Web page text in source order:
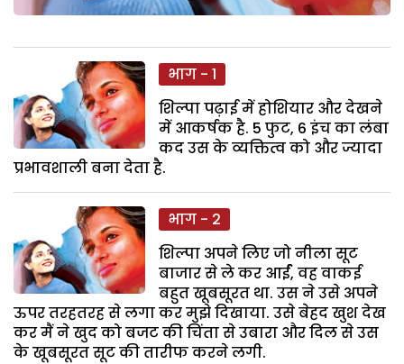
भाग - 1
शिल्पा पढ़ाई में होशियार और देखने
में आकर्षक है. 5 फुट, 6 इंच का लंबा
कद उस के व्यक्तित्व को और ज्यादा
प्रभावशाली बना देता है.
भाग - 2
शिल्पा अपने लिए जो नीला सूट
बाजार से ले कर आर्ई, वह वाकई
बहुत खूबसूरत था. उस ने उसे अपने
ऊपर तरहतरह से लगा कर मुझे दिखाया. उसे बेहद खुश देख
कर मैं ने खुद को बजट की चिंता से उबारा और दिल से उस
के खूबसूरत सूट की तारीफ करने लगी.